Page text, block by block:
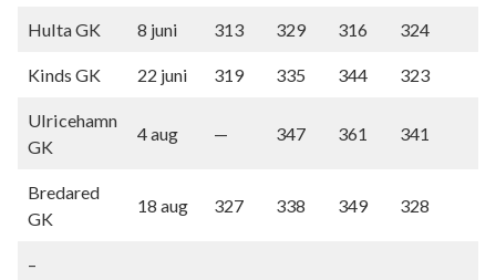
Hulta GK 8 juni 313 329 316 324
Kinds GK 22 juni 319 335 344 323
Ulricehamn
GK
4 aug — 347 361 341
Bredared
GK
18 aug 327 338 349 328
–